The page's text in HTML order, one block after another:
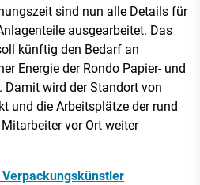
sind nun alle Details für
ausgearbeitet. Das
künftig den Bedarf an
Energie der Rondo Papier- und
Damit wird der Standort von
und die Arbeitsplätze der rund
vor Ort weiter
Verpackungskünstler